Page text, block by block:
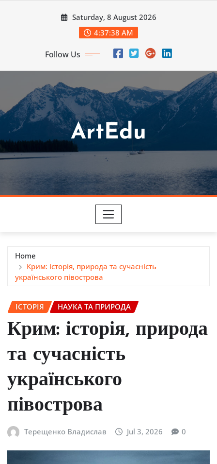
Saturday, 8 August 2026
4:37:39 AM
Follow Us
ArtEdu
Home
Крим: історія, природа та сучасність
українського півострова
ІСТОРІЯ НАУКА ТА ПРИРОДА
Крим: історія, природа
та сучасність
українського
півострова
Терещенко Владислав Jul 3, 2026 0